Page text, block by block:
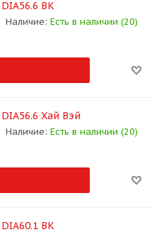
BK
Наличие: Есть в наличии (20)
Хай Вэй
Наличие: Есть в наличии (20)
BK